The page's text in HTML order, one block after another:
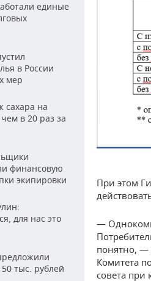
единые
в России
мер
сахара на
в 20 раз за
финансовую
экипировки
для нас это
тыс. рублей
При этом
—
понятно, —
Комитета
совета при